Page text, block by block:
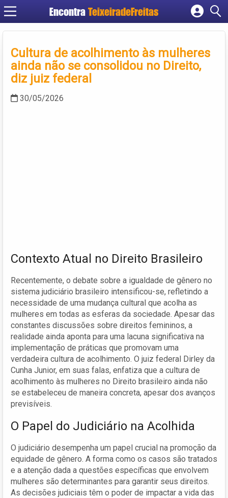
Encontra TeixeiradeFreitas
Cadastrar empresa
Criar conta
Cultura de acolhimento às mulheres
ainda não se consolidou no Direito,
diz juiz federal
30/05/2026
Contexto Atual no Direito Brasileiro
Recentemente, o debate sobre a igualdade de gênero no
sistema judiciário brasileiro intensificou-se, refletindo a
necessidade de uma mudança cultural que acolha as
mulheres em todas as esferas da sociedade. Apesar das
constantes discussões sobre direitos femininos, a
realidade ainda aponta para uma lacuna significativa na
implementação de práticas que promovam uma
verdadeira cultura de acolhimento. O juiz federal Dirley da
Cunha Junior, em suas falas, enfatiza que a cultura de
acolhimento às mulheres no Direito brasileiro ainda não
se estabeleceu de maneira concreta, apesar dos avanços
previsíveis.
O Papel do Judiciário na Acolhida
O judiciário desempenha um papel crucial na promoção da
equidade de gênero. A forma como os casos são tratados
e a atenção dada a questões específicas que envolvem
mulheres são determinantes para garantir seus direitos.
As decisões judiciais têm o poder de impactar a vida das